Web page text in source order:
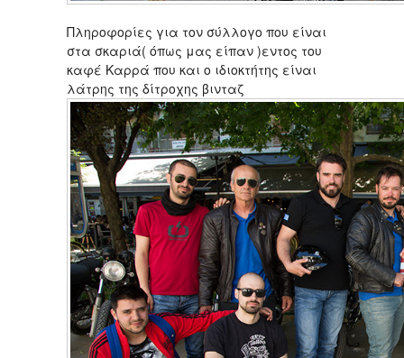
Πληροφορίες για τον σύλλογο που είναι
στα σκαριά( όπως μας είπαν )εντος του
καφέ Καρρά που και ο ιδιοκτήτης είναι
λάτρης της δίτροχης βινταζ